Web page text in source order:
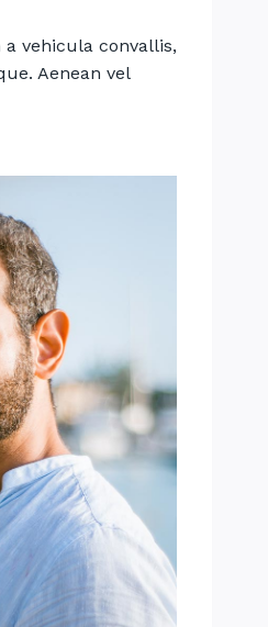
vehicula convallis,
Aenean vel